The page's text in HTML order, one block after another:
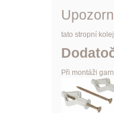
tato stropní
Při montáži